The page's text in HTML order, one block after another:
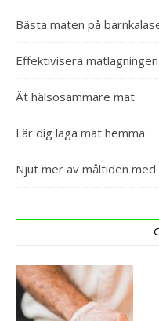
Bästa maten på
Effektivisera matlagningen
Ät hälsosammare mat
Lär dig laga mat hemma
Njut mer av måltiden